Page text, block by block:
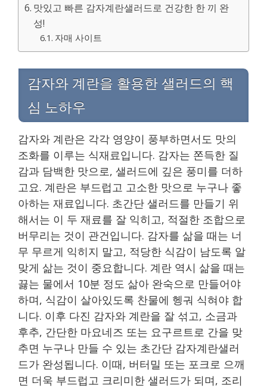
맛있고 빠른 감자계란샐러드로 건강한 한 끼 완
성!
자매 사이트
감자와 계란을 활용한 샐러드의 핵
심 노하우
감자와 계란은 각각 영양이 풍부하면서도 맛의
조화를 이루는 식재료입니다. 감자는 쫀득한 질
감과 담백한 맛으로, 샐러드에 깊은 풍미를 더하
고요. 계란은 부드럽고 고소한 맛으로 누구나 좋
아하는 재료입니다. 초간단 샐러드를 만들기 위
해서는 이 두 재료를 잘 익히고, 적절한 조합으로
버무리는 것이 관건입니다. 감자를 삶을 때는 너
무 무르게 익히지 말고, 적당한 식감이 남도록 알
맞게 삶는 것이 중요합니다. 계란 역시 삶을 때는
끓는 물에서 10분 정도 삶아 완숙으로 만들어야
하며, 식감이 살아있도록 찬물에 헹궈 식혀야 합
니다. 이후 다진 감자와 계란을 잘 섞고, 소금과
후추, 간단한 마요네즈 또는 요구르트로 간을 맞
추면 누구나 만들 수 있는 초간단 감자계란샐러
드가 완성됩니다. 이때, 버터밀 또는 포크로 으깨
면 더욱 부드럽고 크리미한 샐러드가 되며, 조리